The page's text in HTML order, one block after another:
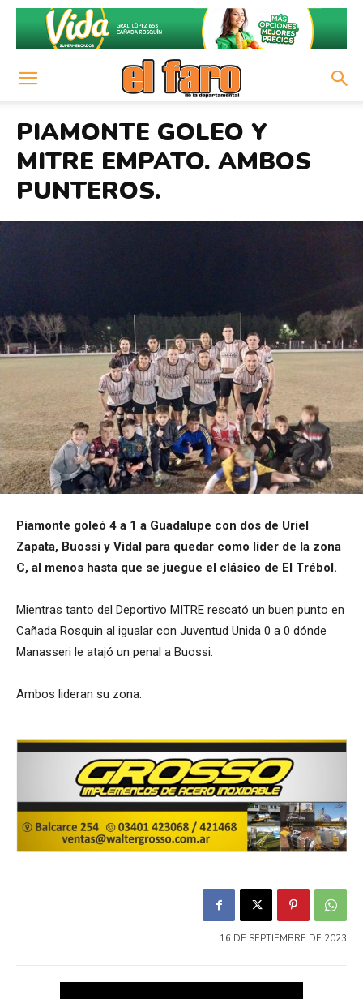
PIAMONTE GOLEO Y
MITRE EMPATO. AMBOS
PUNTEROS.
Piamonte goleó 4 a 1 a Guadalupe con dos de Uriel
Zapata, Buossi y Vidal para quedar como líder de la zona
C, al menos hasta que se juegue el clásico de El Trébol.
Mientras tanto del Deportivo MITRE rescató un buen punto en
Cañada Rosquin al igualar con Juventud Unida 0 a 0 dónde
Manasseri le atajó un penal a Buossi.
Ambos lideran su zona.
16 DE SEPTIEMBRE DE 2023